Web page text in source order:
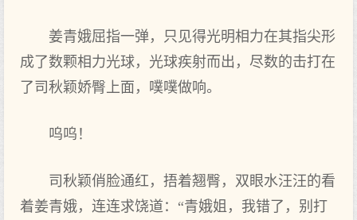
姜青娥屈指一弹，只见得光明相力在其指尖形
成了数颗相力光球，光球疾射而出，尽数的击打在
了司秋颖娇臀上面，噗噗做响。
呜呜！
司秋颖俏脸通红，捂着翘臀，双眼水汪汪的看
着姜青娥，连连求饶道：“青娥姐，我错了，别打